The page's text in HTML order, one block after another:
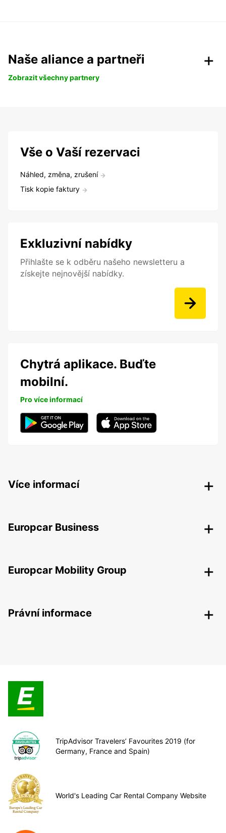
Naše aliance a partneři
Zobrazit všechny partnery
Vše o Vaší rezervaci
Náhled, změna, zrušení
Tisk kopie faktury
Exkluzivní nabídky
Přihlašte se k odběru našeho newsletteru a
získejte nejnovější nabídky.
Chytrá aplikace. Buďte
mobilní.
Pro více informací
Více informací
Europcar Business
Europcar Mobility Group
Právní informace
TripAdvisor Travelers’ Favourites 2019 (for
Germany, France and Spain)
World's Leading Car Rental Company Website